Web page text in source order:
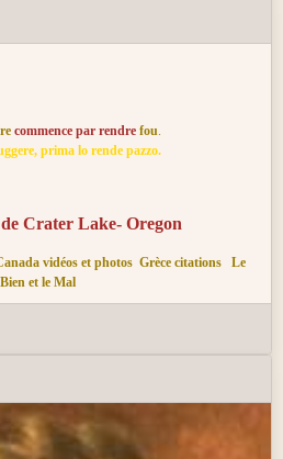
commence par rendre fou
prima lo rende pazzo.
Crater Lake- Oregon
vidéos et photos Grèce citations
Le
Bien et le Mal